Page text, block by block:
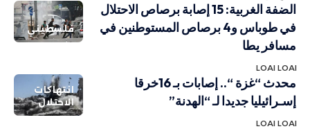
فلسطيني
الضفة الغربية: 15 إصابة برصاص الاحتلال
في طوباس و4 برصاص المستوطنين في
مسافر يطا
LOAI LOAI
انتهاكات
الاحتلال
محدث “غزة “.. إصابات بـ 16خرقا
إسـرائيليا جديدا لـ “الهدنة”
LOAI LOAI